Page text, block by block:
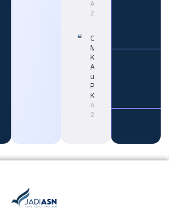
August 5,
2026
Cara Tepat
Mengetahui
Kapan Gaji
ASN Naik
untuk
Persiapan
Karier
August 4,
2026